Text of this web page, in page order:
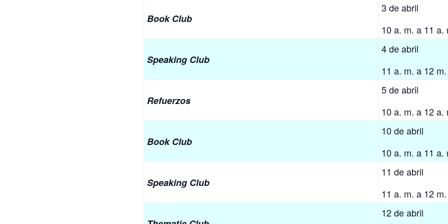
Book Club
3 de abril
10 a. m. a 11 a.
Speaking Club
4 de abril
11 a. m. a 12 m.
Refuerzos
5 de abril
10 a. m. a 12 a.
Book Club
10 de abril
10 a. m. a 11 a.
Speaking Club
11 de abril
11 a. m. a 12 m.
12 de abril